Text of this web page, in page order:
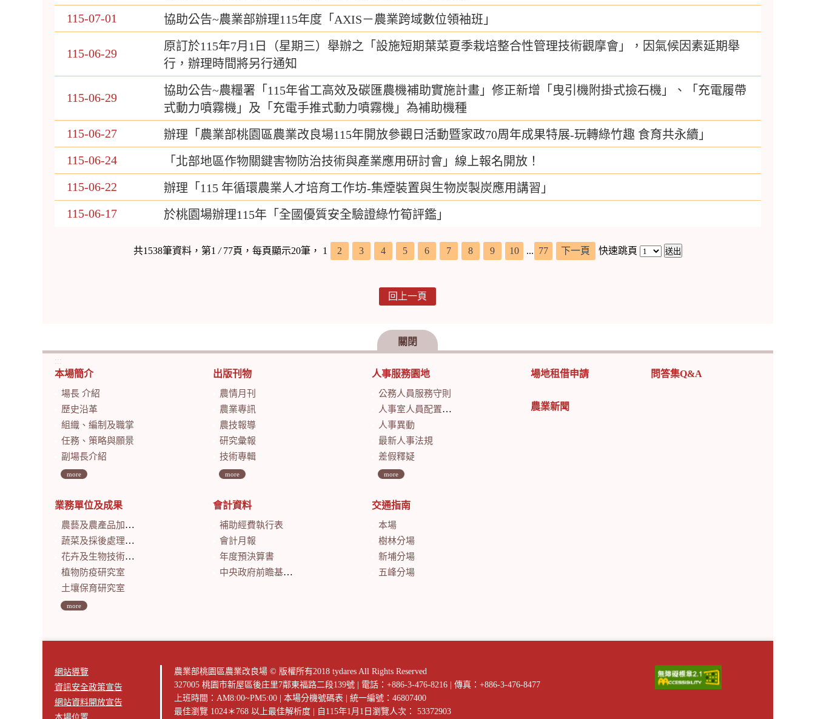
115-07-01
協助公告~農業部辦理115年度「AXIS－農業跨域數位領袖班」
115-06-29
原訂於115年7月1日（星期三）舉辦之「設施短期葉菜夏季栽培整合性管理技術觀摩會」，因氣候因素延期舉
行，辦理時間將另行通知
115-06-29
協助公告~農糧署「115年省工高效及碳匯農機補助實施計畫」修正新增「曳引機附掛式撿石機」、「充電履帶
式動力噴霧機」及「充電手推式動力噴霧機」為補助機種
115-06-27
辦理「農業部桃園區農業改良場115年開放參觀日活動暨家政70周年成果特展-玩轉綠竹趣 食育共永續」
115-06-24
「北部地區作物關鍵害物防治技術與產業應用研討會」線上報名開放！
115-06-22
辦理「115 年循環農業人才培育工作坊-集煙裝置與生物炭製炭應用講習」
115-06-17
於桃園場辦理115年「全國優質安全驗證綠竹筍評鑑」
共1538筆資料，第1 /77頁，每頁顯示20筆， 1 2 3 4 5 6 7 8 9 10 ... 77 下一頁 快速跳頁
回上一頁
關閉
:::
本場簡介
場長 介紹
歷史沿革
組織、編制及職掌
任務、策略與願景
副場長介紹
more
業務單位及成果
農藝及農產品加工研究室
蔬菜及採後處理研究室
花卉及生物技術研究室
植物防疫研究室
土壤保育研究室
more
出版刊物
農情月刊
農業專訊
農技報導
研究彙報
技術專輯
more
會計資料
補助經費執行表
會計月報
年度預決算書
中央政府前瞻基礎建設計畫特別預算會計月報
人事服務園地
公務人員服務守則
人事室人員配置及業務職掌
人事異動
最新人事法規
差假釋疑
more
交通指南
本場
樹林分場
新埔分場
五峰分場
場地租借申請
農業新聞
問答集Q&A
網站導覽
資訊安全政策宣告
網站資料開放宣告
農業部桃園區農業改良場 © 版權所有2018 tydares All Rights Reserved
327005 桃園市新屋區後庄里7鄰東福路二段139號
電話：+886-3-476-8216
傳真：+886-3-476-8477
上班時間：AM8:00~PM5:00
本場分機號碼表
統一編號：46807400
最佳瀏覽 1024＊768 以上最佳解析度
自115年1月1日瀏覽人次： 53372903